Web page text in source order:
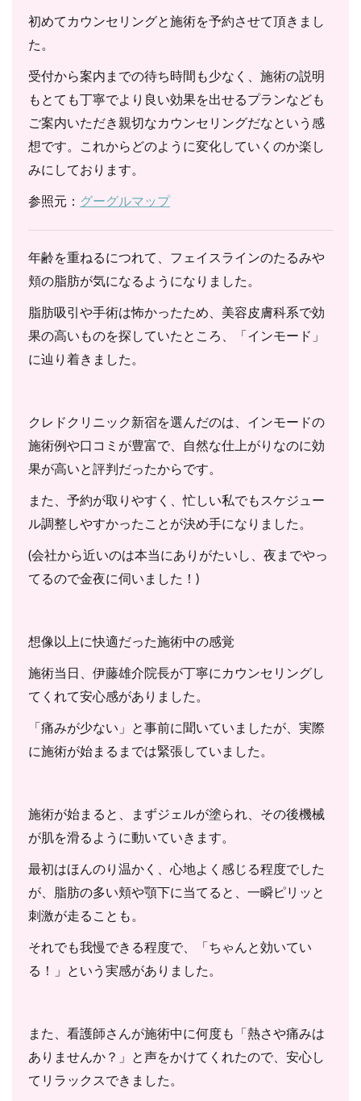
初めてカウンセリングと施術を予約させて頂きまし
た。
受付から案内までの待ち時間も少なく、施術の説明
もとても丁寧でより良い効果を出せるプランなども
ご案内いただき親切なカウンセリングだなという感
想です。これからどのように変化していくのか楽し
みにしております。
参照元： グーグルマップ
年齢を重ねるにつれて、フェイスラインのたるみや
頬の脂肪が気になるようになりました。
脂肪吸引や手術は怖かったため、美容皮膚科系で効
果の高いものを探していたところ、「インモード」
に辿り着きました。
クレドクリニック新宿を選んだのは、インモードの
施術例や口コミが豊富で、自然な仕上がりなのに効
果が高いと評判だったからです。
また、予約が取りやすく、忙しい私でもスケジュー
ル調整しやすかったことが決め手になりました。
(会社から近いのは本当にありがたいし、夜までやっ
てるので金夜に伺いました！)
想像以上に快適だった施術中の感覚
施術当日、伊藤雄介院長が丁寧にカウンセリングし
てくれて安心感がありました。
「痛みが少ない」と事前に聞いていましたが、実際
に施術が始まるまでは緊張していました。
施術が始まると、まずジェルが塗られ、その後機械
が肌を滑るように動いていきます。
最初はほんのり温かく、心地よく感じる程度でした
が、脂肪の多い頬や顎下に当てると、一瞬ピリッと
刺激が走ることも。
それでも我慢できる程度で、「ちゃんと効いてい
る！」という実感がありました。
また、看護師さんが施術中に何度も「熱さや痛みは
ありませんか？」と声をかけてくれたので、安心し
てリラックスできました。